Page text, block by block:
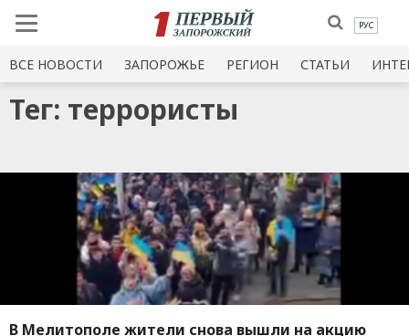
РУС
ВСЕ НОВОСТИ ЗАПОРОЖЬЕ РЕГИОН СТАТЬИ
Тег: террористы
В Мелитополе жители снова вышли на акцию